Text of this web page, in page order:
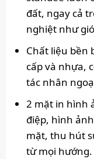
đất, ngay cả
nghiệt như
Chất liệu bền
cấp và nhựa,
tác nhân
2 mặt in hình
điệp, hình
mặt, thu hút
từ mọi hướng.